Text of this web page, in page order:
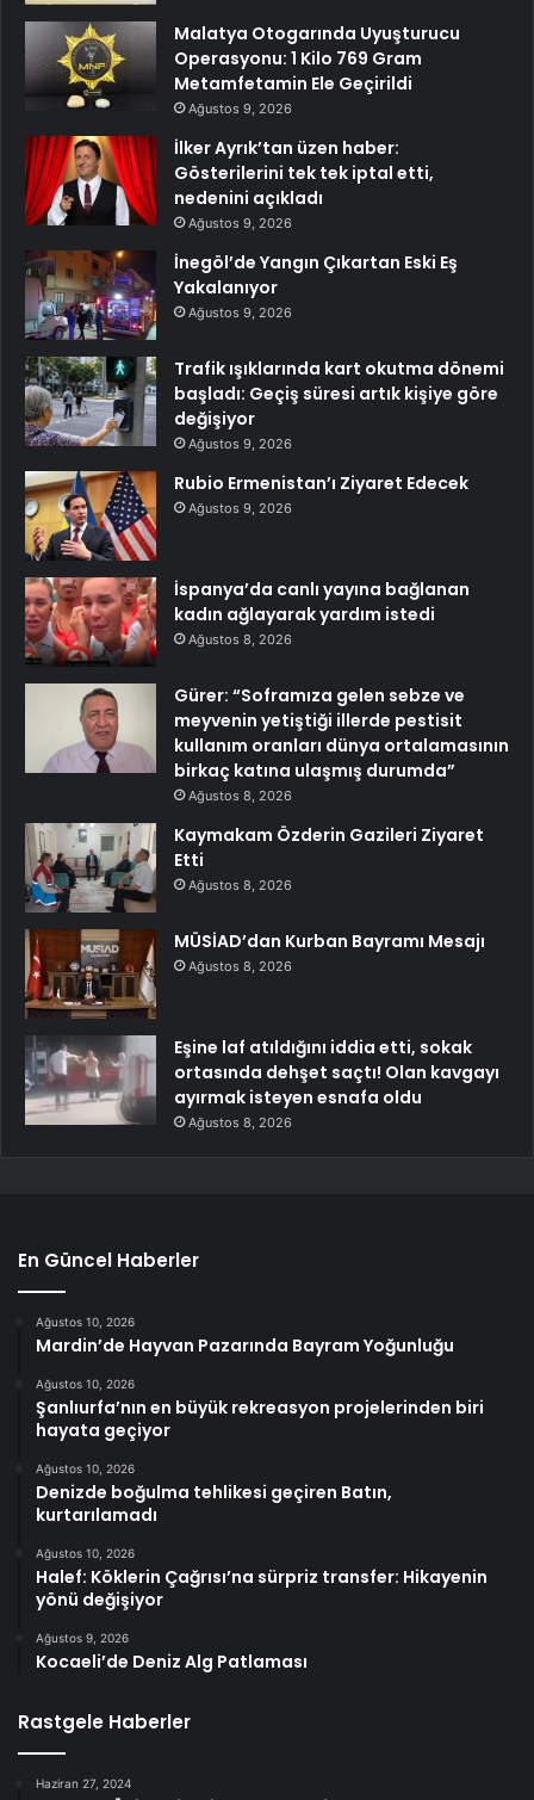
Malatya Otogarında Uyuşturucu
Operasyonu: 1 Kilo 769 Gram
Metamfetamin Ele Geçirildi
Ağustos 9, 2026
İlker Ayrık’tan üzen haber:
Gösterilerini tek tek iptal etti,
nedenini açıkladı
Ağustos 9, 2026
İnegöl’de Yangın Çıkartan Eski Eş
Yakalanıyor
Ağustos 9, 2026
Trafik ışıklarında kart okutma dönemi
başladı: Geçiş süresi artık kişiye göre
değişiyor
Ağustos 9, 2026
Rubio Ermenistan’ı Ziyaret Edecek
Ağustos 9, 2026
İspanya’da canlı yayına bağlanan
kadın ağlayarak yardım istedi
Ağustos 8, 2026
Gürer: “Soframıza gelen sebze ve
meyvenin yetiştiği illerde pestisit
kullanım oranları dünya ortalamasının
birkaç katına ulaşmış durumda”
Ağustos 8, 2026
Kaymakam Özderin Gazileri Ziyaret
Etti
Ağustos 8, 2026
MÜSİAD’dan Kurban Bayramı Mesajı
Ağustos 8, 2026
Eşine laf atıldığını iddia etti, sokak
ortasında dehşet saçtı! Olan kavgayı
ayırmak isteyen esnafa oldu
Ağustos 8, 2026
En Güncel Haberler
Ağustos 10, 2026
Mardin’de Hayvan Pazarında Bayram Yoğunluğu
Ağustos 10, 2026
Şanlıurfa’nın en büyük rekreasyon projelerinden biri
hayata geçiyor
Ağustos 10, 2026
Denizde boğulma tehlikesi geçiren Batın,
kurtarılamadı
Ağustos 10, 2026
Halef: Köklerin Çağrısı’na sürpriz transfer: Hikayenin
yönü değişiyor
Ağustos 9, 2026
Kocaeli’de Deniz Alg Patlaması
Rastgele Haberler
Haziran 27, 2024